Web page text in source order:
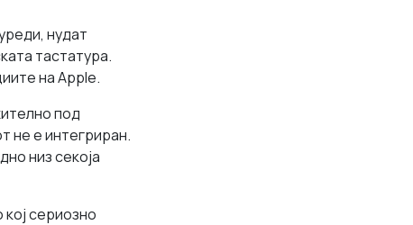
нудат
тастатура.
на Apple.
под
не е интегриран.
низ секоја
сериозно